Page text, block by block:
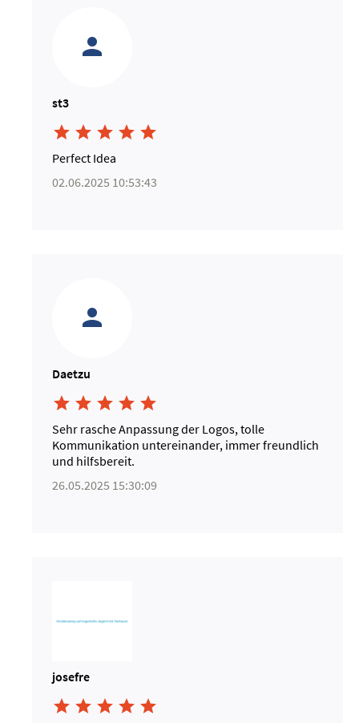
st3
    
Perfect Idea
02.06.2025 10:53:43
Daetzu
    
Sehr rasche Anpassung der Logos, tolle
Kommunikation untereinander, immer freundlich
und hilfsbereit.
26.05.2025 15:30:09
josefre
    